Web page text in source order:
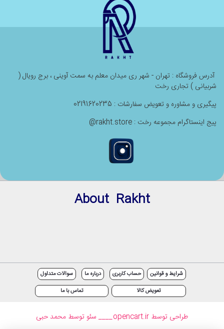
آدرس فروشگاه : تهران - شهر ری میدان معلم به سمت آوینی ، برج رویال (
شربیانی ) تجاری رخت
پیگیری و مشاوره و تعویض سفارشات : 02191620235
پیج اینستاگرام مجموعه رخت : rakht.store@
About Rakht
شرایط و قوانین حساب کاربری درباره ما
سوالات متداول
تعویض کالا
تماس با ما
طراحی توسط opencart.ir ____ سئو توسط محمد حبی